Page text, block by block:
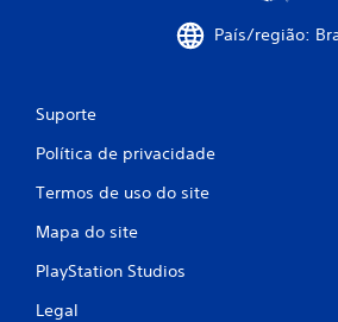
País/região:
Suporte
Política de privacidade
Termos de uso do site
Mapa do site
PlayStation Studios
Legal